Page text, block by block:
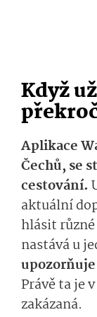
Když
Aplikace
Čechů, se
cestování.
aktuální
hlásit
nastává u
Právě ta je
zakázaná.